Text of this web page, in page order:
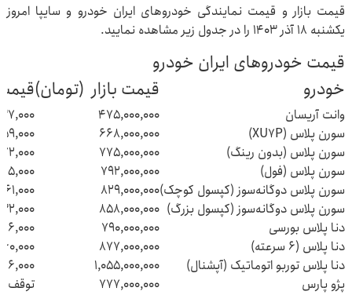
قیمت بازار و قیمت نمایندگی خودروهای ایران خودرو و سایپا امروز
یکشنبه ۱۸ آذر ۱۴۰۳ را در جدول زیر مشاهده نمایید.
قیمت خودروهای ایران خودرو
خودرو
قیمت بازار (تومان)
وانت آریسان 475,000,000
سورن پلاس (XU7P)
668,000,000
سورن پلاس (بدون رینگ)
775,000,000
سورن پلاس (فول)
792,000,000
سورن پلاس دوگانه‌سوز (کپسول کوچک)829,000,000
سورن پلاس دوگانه‌سوز (کپسول بزرگ) 858,000,000
دنا پلاس بورسی
790,000,000
دنا پلاس (6 سرعته)
877,000,000
دنا پلاس توربو اتوماتیک (آپشنال)
1,055,000,000
پژو پارس
777,000,000
توقف